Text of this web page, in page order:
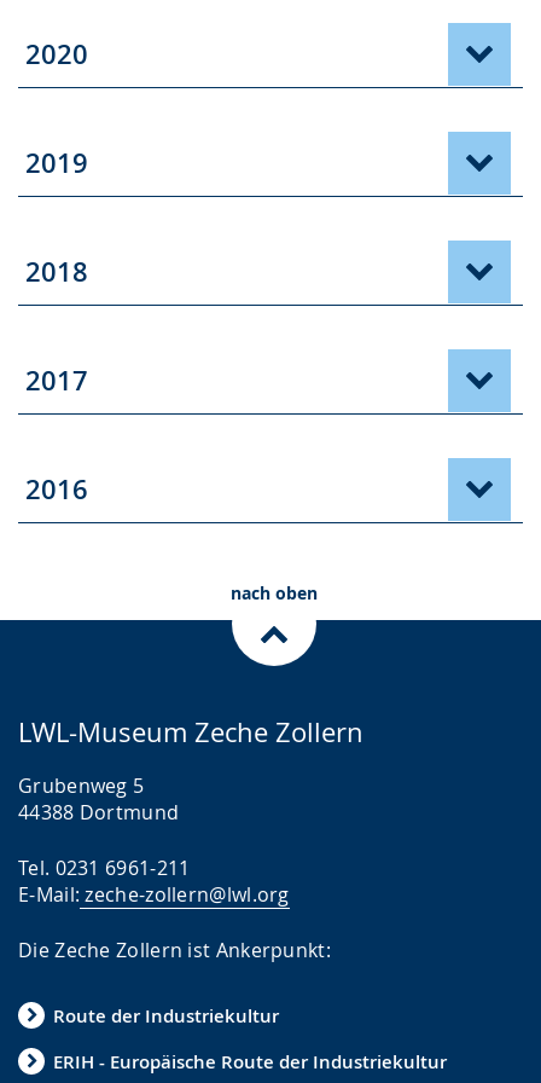
2020
2019
2018
2017
2016
nach oben
LWL-Museum Zeche Zollern
Grubenweg 5
44388 Dortmund
Tel. 0231 6961-211
E-Mail: zeche-zollern@lwl.org
Die Zeche Zollern ist Ankerpunkt:
Route der Industriekultur
ERIH - Europäische Route der Industriekultur